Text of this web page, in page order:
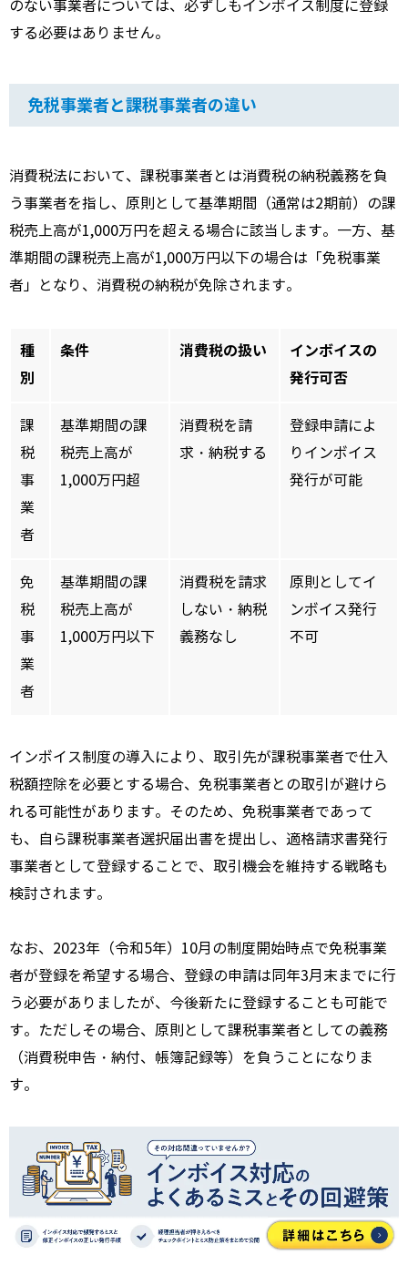
のない事業者については、必ずしもインボイス制度に登録
する必要はありません。
免税事業者と課税事業者の違い
消費税法において、課税事業者とは消費税の納税義務を負
う事業者を指し、原則として基準期間（通常は2期前）の課
税売上高が1,000万円を超える場合に該当します。一方、基
準期間の課税売上高が1,000万円以下の場合は「免税事業
者」となり、消費税の納税が免除されます。
種
別
条件 消費税の扱い
インボイスの
発行可否
課
税
事
業
者
基準期間の課
税売上高が
1,000万円超
消費税を請
求・納税する
登録申請によ
りインボイス
発行が可能
免
税
事
業
者
基準期間の課
税売上高が
1,000万円以下
消費税を請求
しない・納税
義務なし
原則としてイ
ンボイス発行
不可
インボイス制度の導入により、取引先が課税事業者で仕入
税額控除を必要とする場合、免税事業者との取引が避けら
れる可能性があります。そのため、免税事業者であって
も、自ら課税事業者選択届出書を提出し、適格請求書発行
事業者として登録することで、取引機会を維持する戦略も
検討されます。
なお、2023年（令和5年）10月の制度開始時点で免税事業
者が登録を希望する場合、登録の申請は同年3月末までに行
う必要がありましたが、今後新たに登録することも可能で
す。ただしその場合、原則として課税事業者としての義務
（消費税申告・納付、帳簿記録等）を負うことになりま
す。